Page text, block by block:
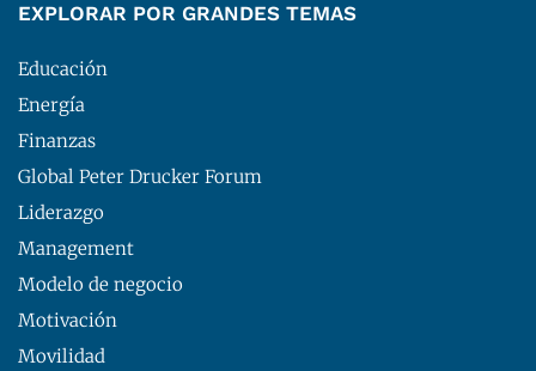
EXPLORAR POR GRANDES TEMAS
Educación
Energía
Finanzas
Global Peter Drucker Forum
Liderazgo
Management
Modelo de negocio
Motivación
Movilidad